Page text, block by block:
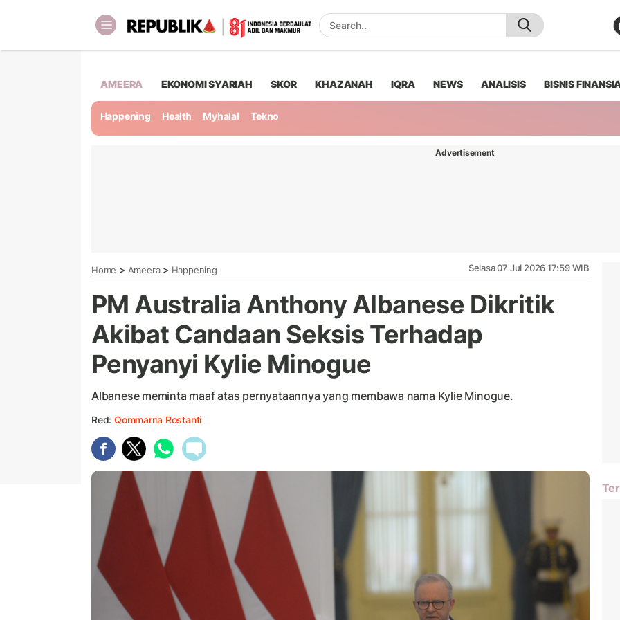
AMEERA EKONOMI SYARIAH SKOR KHAZANAH IQRA NEWS ANALISIS BISNIS
Happening Health Myhalal Tekno
Advertisement
Home > Ameera> Happening Selasa 07 Jul 2026 17:59 WIB
PM Australia Anthony Albanese Dikritik
Akibat Candaan Seksis Terhadap
Penyanyi Kylie Minogue
Albanese meminta maaf atas pernyataannya yang membawa nama Kylie Minogue.
Red: Qommarria Rostanti